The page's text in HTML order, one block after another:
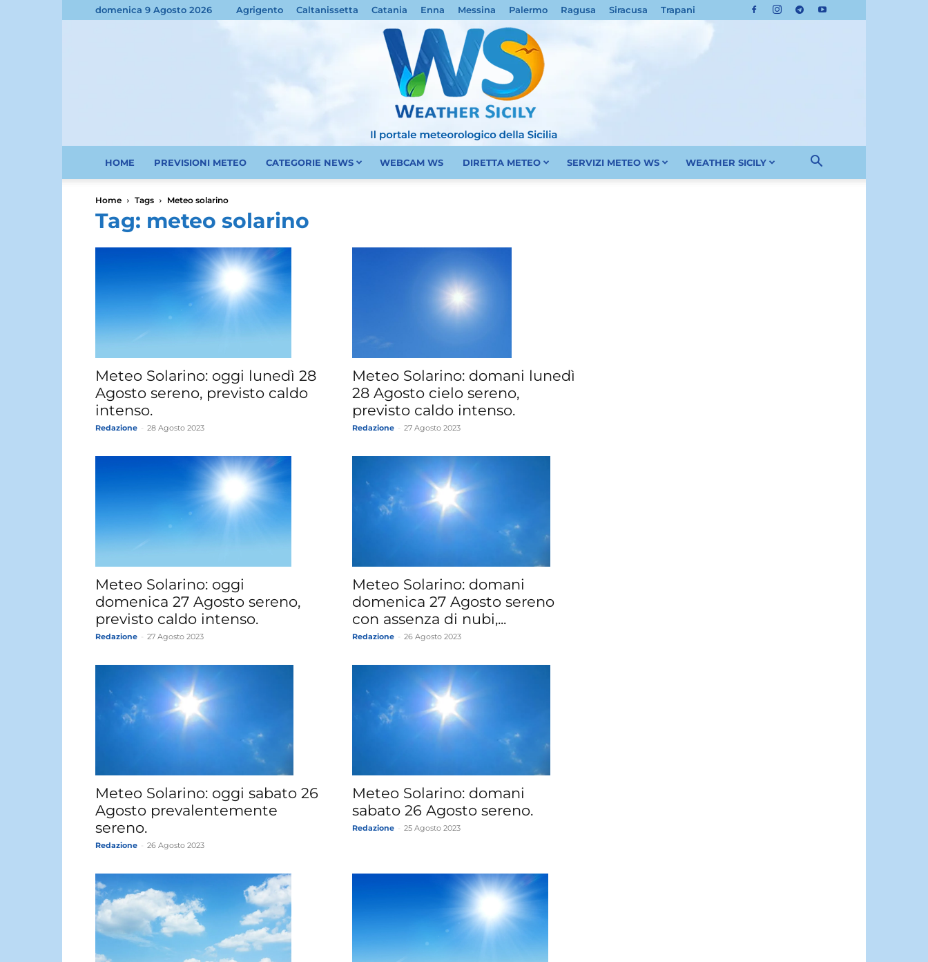
domenica 9 Agosto 2026 Agrigento Caltanissetta Catania Enna Messina Palermo Ragusa Siracusa Trapani
Sicilia
Weather
HOME PREVISIONI METEO CATEGORIE NEWS WEBCAM WS DIRETTA METEO SERVIZI METEO WS WEATHER SICILY
Home Tags Meteo solarino
Tag: meteo solarino
Meteo Solarino: oggi lunedì 28
Agosto sereno, previsto caldo
intenso.
Redazione 28 Agosto 2023
Meteo Solarino: domani lunedì
28 Agosto cielo sereno,
previsto caldo intenso.
Redazione 27 Agosto 2023
Meteo Solarino: oggi
domenica 27 Agosto sereno,
previsto caldo intenso.
Redazione 27 Agosto 2023
Meteo Solarino: domani
domenica 27 Agosto sereno
con assenza di nubi,...
Redazione 26 Agosto 2023
Meteo Solarino: oggi sabato 26
Agosto prevalentemente
sereno.
Redazione 26 Agosto 2023
Meteo Solarino: domani
sabato 26 Agosto sereno.
Redazione 25 Agosto 2023